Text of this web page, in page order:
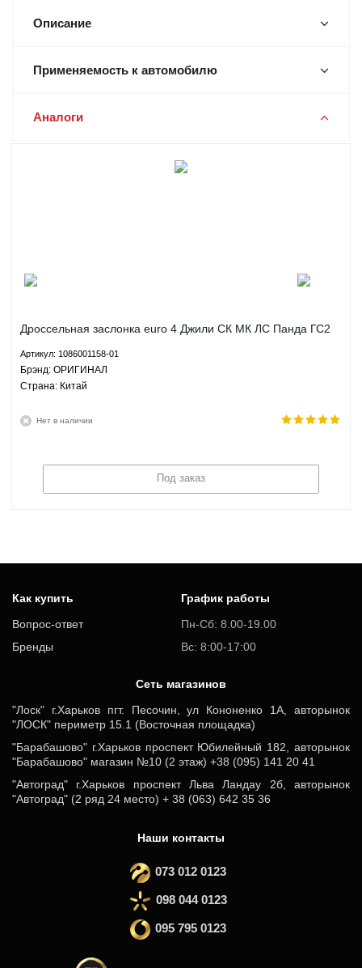
Описание
Применяемость к автомобилю
Аналоги
Дроссельная заслонка euro 4 Джили СК МК ЛС Панда ГС2
Артикул: 1086001158-01
Брэнд: ОРИГИНАЛ
Страна: Китай
Нет в наличии
Под заказ
Как купить
Вопрос-ответ
Бренды
График работы
Пн-Сб: 8.00-19.00
Вс: 8:00-17:00
Cеть магазинов
"Лоск" г.Харьков пгт. Песочин, ул Кононенко 1А, авторынок
"ЛОСК" периметр 15.1 (Восточная площадка)
"Барабашово" г.Харьков проспект Юбилейный 182, авторынок
"Барабашово" магазин №10 (2 этаж) +38 (095) 141 20 41
"Автоград" г.Харьков проспект Льва Ландау 2б, авторынок
"Автоград" (2 ряд 24 место) + 38 (063) 642 35 36
Наши контакты
073 012 0123
098 044 0123
095 795 0123